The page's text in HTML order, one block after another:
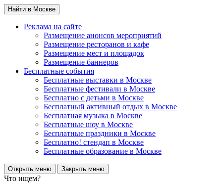
Найти в Москве
Реклама на сайте
Размещение анонсов мероприятий
Размещение ресторанов и кафе
Размещение мест и площадок
Размещение баннеров
Бесплатные события
Бесплатные выставки в Москве
Бесплатные фестивали в Москве
Бесплатно с детьми в Москве
Бесплатный активный отдых в Москве
Бесплатная музыка в Москве
Бесплатные шоу в Москве
Бесплатные праздники в Москве
Бесплатно! стендап в Москве
Бесплатные образование в Москве
Открыть меню Закрыть меню
Что ищем?